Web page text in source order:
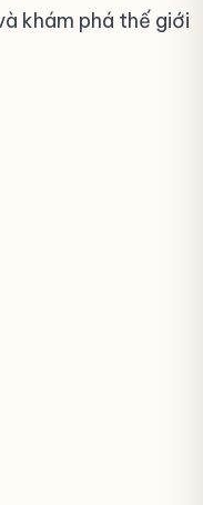
khám phá thế giới